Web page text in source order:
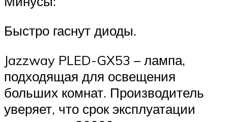
Быстро гаснут диоды.
Jazzway PLED-GX53 – лампа,
подходящая для освещения
больших комнат. Производитель
уверяет, что срок эксплуатации